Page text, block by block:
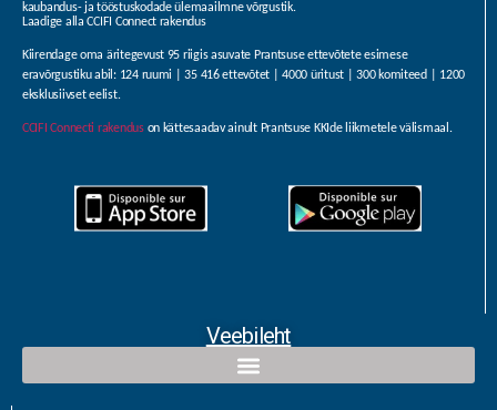
kaubandus- ja tööstuskodade ülemaailmne võrgustik.
Laadige alla CCIFI Connect rakendus
Kiirendage oma äritegevust 95 riigis asuvate Prantsuse ettevõtete esimese
eravõrgustiku abil: 124 ruumi | 35 416 ettevõtet | 4000 üritust | 300 komiteed | 1200
eksklusiivset eelist.
CCIFI Connecti rakenduson kättesaadav ainult Prantsuse KKIde liikmetele välismaal.
Veebileht